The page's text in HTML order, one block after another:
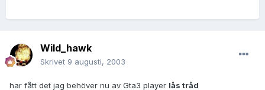
Wild_hawk
Skrivet 9 augusti, 2003
har fått det jag behöver nu av Gta3 player lås tråd